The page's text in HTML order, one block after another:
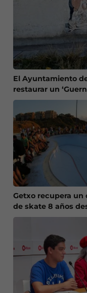
El Ayuntamiento
restaurar un
Getxo recupera
de skate 8 años